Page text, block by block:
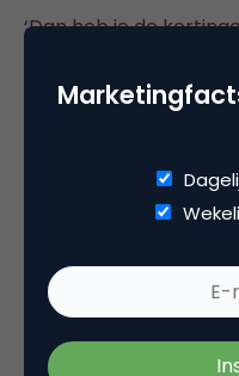
‘Dan heb je de
‘Wat is een goede
hoeveel korting
dimensie is het
prijsdruk ervaren
verlagen. Echter, de
ligt vaak bij het
doorgronden van de